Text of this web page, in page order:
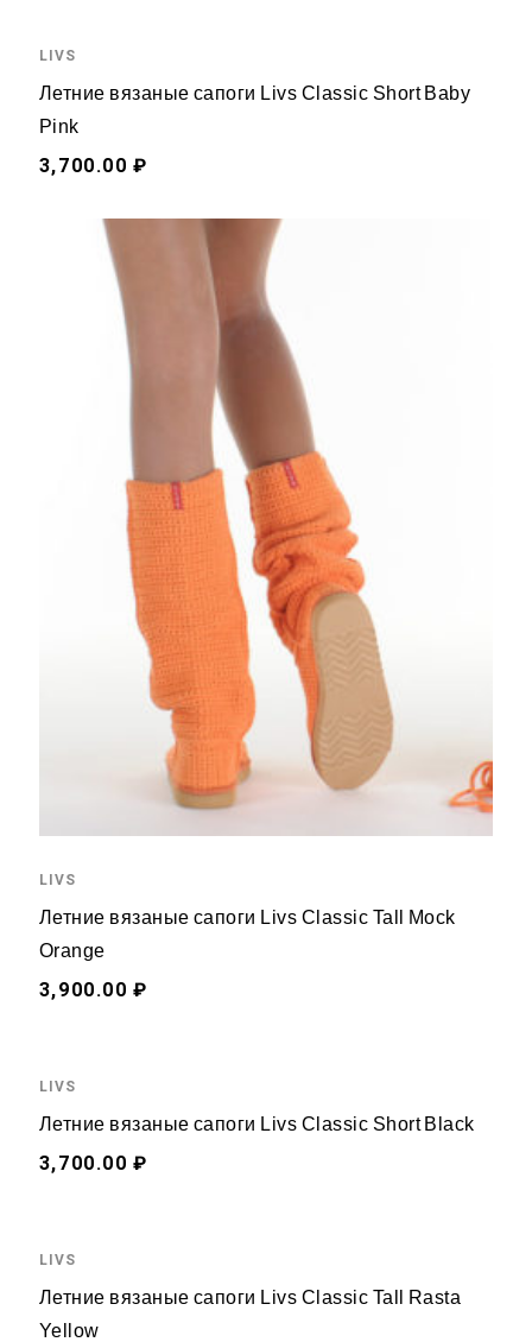
LIVS
Летние вязаные сапоги Livs Classic Short Baby
Pink
3,700.00 ₽
LIVS
Летние вязаные сапоги Livs Classic Tall Mock
Orange
3,900.00 ₽
LIVS
Летние вязаные сапоги Livs Classic Short Black
3,700.00 ₽
LIVS
Летние вязаные сапоги Livs Classic Tall Rasta
Yellow